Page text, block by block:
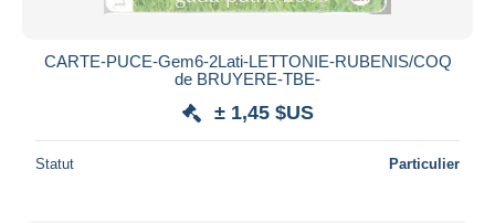
CARTE-PUCE-Gem6-2Lati-LETTONIE-RUBENIS/COQ
de BRUYERE-TBE-
± 1,45 $US
Statut Particulier